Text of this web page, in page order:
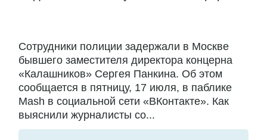
Сотрудники полиции задержали в Москве
бывшего заместителя директора концерна
«Калашников» Сергея Панкина. Об этом
сообщается в пятницу, 17 июля, в паблике
Mash в социальной сети «ВКонтакте». Как
выяснили журналисты со...